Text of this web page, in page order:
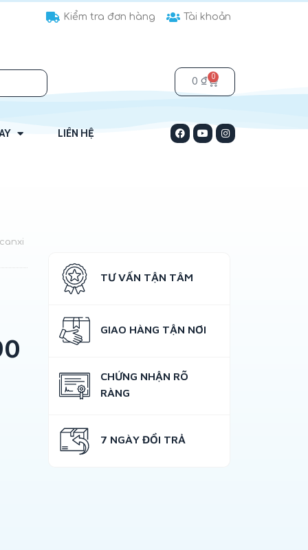
Kiểm tra đơn hàng Tài khoản
0₫ 0
LIÊN HỆ
TƯ VẤN TẬN TÂM
GIAO HÀNG TẬN NƠI
CHỨNG NHẬN RÕ
RÀNG
7 NGÀY ĐỔI TRẢ